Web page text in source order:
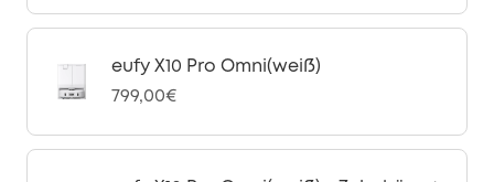
eufy X10 Pro Omni(weiß)
799,00€